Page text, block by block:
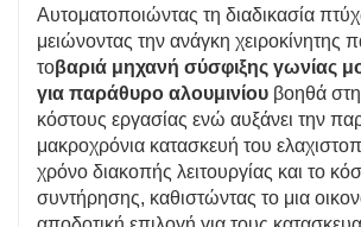
Αυτοματοποιώντας τη διαδικασία
μειώνοντας την ανάγκη χειροκίνητης
τοβαριά μηχανή σύσφιξης γωνίας
για παράθυρο αλουμινίου βοηθά
κόστους εργασίας ενώ αυξάνει την
μακροχρόνια κατασκευή του
χρόνο διακοπής λειτουργίας και το
συντήρησης, καθιστώντας το μια